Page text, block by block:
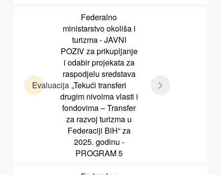
Evaluacija
Federalno
ministarstvo okoliša i
turizma - JAVNI
POZIV za prikupljanje
i odabir projekata za
raspodjelu sredstava
„Tekući transferi
drugim nivoima vlasti i
fondovima – Transfer
za razvoj turizma u
Federaciji BiH“ za
2025. godinu -
PROGRAM 5